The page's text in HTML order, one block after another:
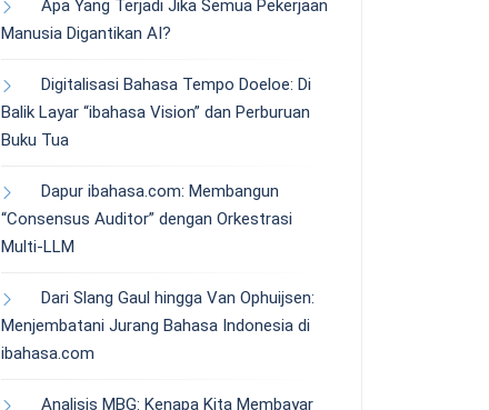
Apa Yang Terjadi Jika Semua Pekerjaan
Manusia Digantikan AI?
Digitalisasi Bahasa Tempo Doeloe: Di
Balik Layar “ibahasa Vision” dan Perburuan
Buku Tua
Dapur ibahasa.com: Membangun
“Consensus Auditor” dengan Orkestrasi
Multi-LLM
Dari Slang Gaul hingga Van Ophuijsen:
Menjembatani Jurang Bahasa Indonesia di
ibahasa.com
Analisis MBG: Kenapa Kita Membayar